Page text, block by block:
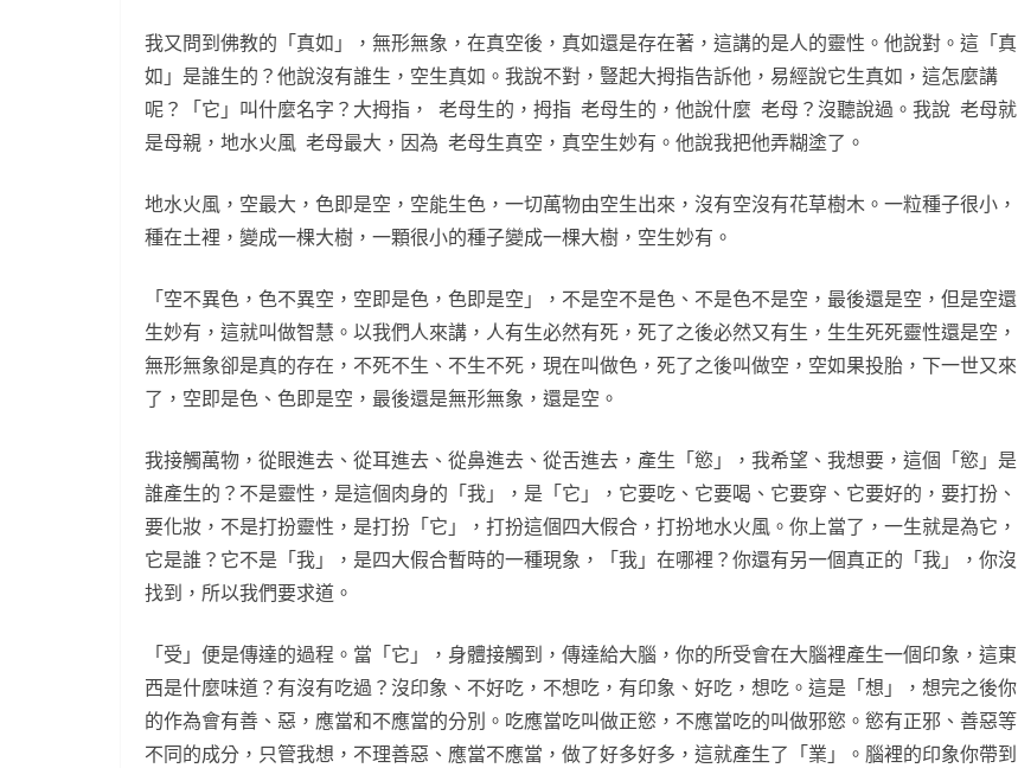
我又問到佛教的「真如」，無形無象，在真空後，真如還是存在著，這講的是人的靈性。他說對。這「真
如」是誰生的？他說沒有誰生，空生真如。我說不對，豎起大拇指告訴他，易經說它生真如，這怎麼講
呢？「它」叫什麼名字？大拇指， 老母生的，拇指 老母生的，他說什麼 老母？沒聽說過。我說 老母就
是母親，地水火風 老母最大，因為 老母生真空，真空生妙有。他說我把他弄糊塗了。
地水火風，空最大，色即是空，空能生色，一切萬物由空生出來，沒有空沒有花草樹木。一粒種子很小，
種在土裡，變成一棵大樹，一顆很小的種子變成一棵大樹，空生妙有。
「空不異色，色不異空，空即是色，色即是空」，不是空不是色、不是色不是空，最後還是空，但是空還
生妙有，這就叫做智慧。以我們人來講，人有生必然有死，死了之後必然又有生，生生死死靈性還是空，
無形無象卻是真的存在，不死不生、不生不死，現在叫做色，死了之後叫做空，空如果投胎，下一世又來
了，空即是色、色即是空，最後還是無形無象，還是空。
我接觸萬物，從眼進去、從耳進去、從鼻進去、從舌進去，產生「慾」，我希望、我想要，這個「慾」是
誰產生的？不是靈性，是這個肉身的「我」，是「它」，它要吃、它要喝、它要穿、它要好的，要打扮、
要化妝，不是打扮靈性，是打扮「它」，打扮這個四大假合，打扮地水火風。你上當了，一生就是為它，
它是誰？它不是「我」，是四大假合暫時的一種現象，「我」在哪裡？你還有另一個真正的「我」，你沒
找到，所以我們要求道。
「受」便是傳達的過程。當「它」，身體接觸到，傳達給大腦，你的所受會在大腦裡產生一個印象，這東
西是什麼味道？有沒有吃過？沒印象、不好吃，不想吃，有印象、好吃，想吃。這是「想」，想完之後你
的作為會有善、惡，應當和不應當的分別。吃應當吃叫做正慾，不應當吃的叫做邪慾。慾有正邪、善惡等
不同的成分，只管我想，不理善惡、應當不應當，做了好多好多，這就產生了「業」。腦裡的印象你帶到